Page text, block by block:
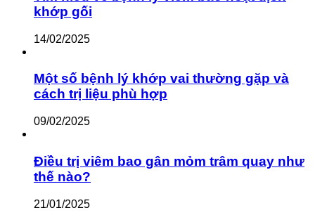
khớp gối
14/02/2025
Một số bệnh lý khớp vai thường gặp và
cách trị liệu phù hợp
09/02/2025
Điều trị viêm bao gân mỏm trâm quay như
thế nào?
21/01/2025